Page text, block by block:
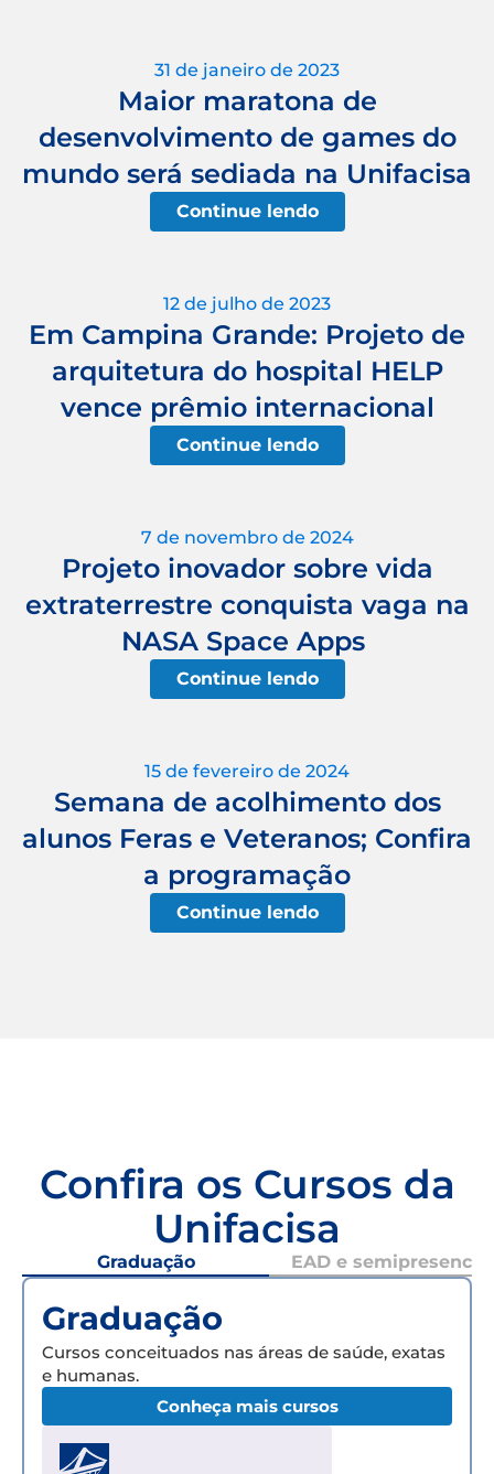
31 de janeiro de 2023
Maior maratona de
desenvolvimento de games do
mundo será sediada na Unifacisa
Continue lendo
12 de julho de 2023
Em Campina Grande: Projeto de
arquitetura do hospital HELP
vence prêmio internacional
Continue lendo
7 de novembro de 2024
Projeto inovador sobre vida
extraterrestre conquista vaga na
NASA Space Apps
Continue lendo
15 de fevereiro de 2024
Semana de acolhimento dos
alunos Feras e Veteranos; Confira
a programação
Continue lendo
Confira os Cursos da
Unifacisa
Graduação EAD e semipresencial
Graduação
Cursos conceituados nas áreas de saúde, exatas
e humanas.
Conheça mais cursos